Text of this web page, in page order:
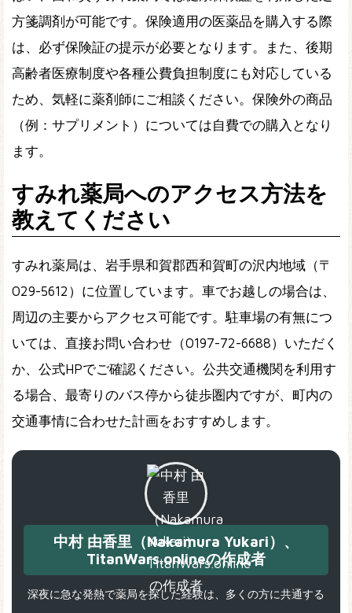
方箋調剤が可能です。保険適用の医薬品を購入する際
は、必ず保険証の提示が必要となります。また、後期
高齢者医療制度や各種公費負担制度にも対応している
ため、気軽に薬剤師にご相談ください。保険外の商品
（例：サプリメント）については自費での購入となり
ます。
すみれ薬局へのアクセス方法を
教えてください
すみれ薬局は、岩手県和賀郡西和賀町の沢内地域（〒
029-5612）に位置しています。車でお越しの場合は、
周辺の主要からアクセス可能です。駐車場の有無につ
いては、直接お問い合わせ（0197-72-6688）いただく
か、公式HPでご確認ください。公共交通機関を利用す
る場合、最寄りのバス停から徒歩圏内ですが、町内の
交通事情に合わせた計画をおすすめします。
中村 由香里（Nakamura Yukari）、
TitanWars.onlineの作成者
深夜に急な発熱で薬局を探した経験は、多くの方に共通する